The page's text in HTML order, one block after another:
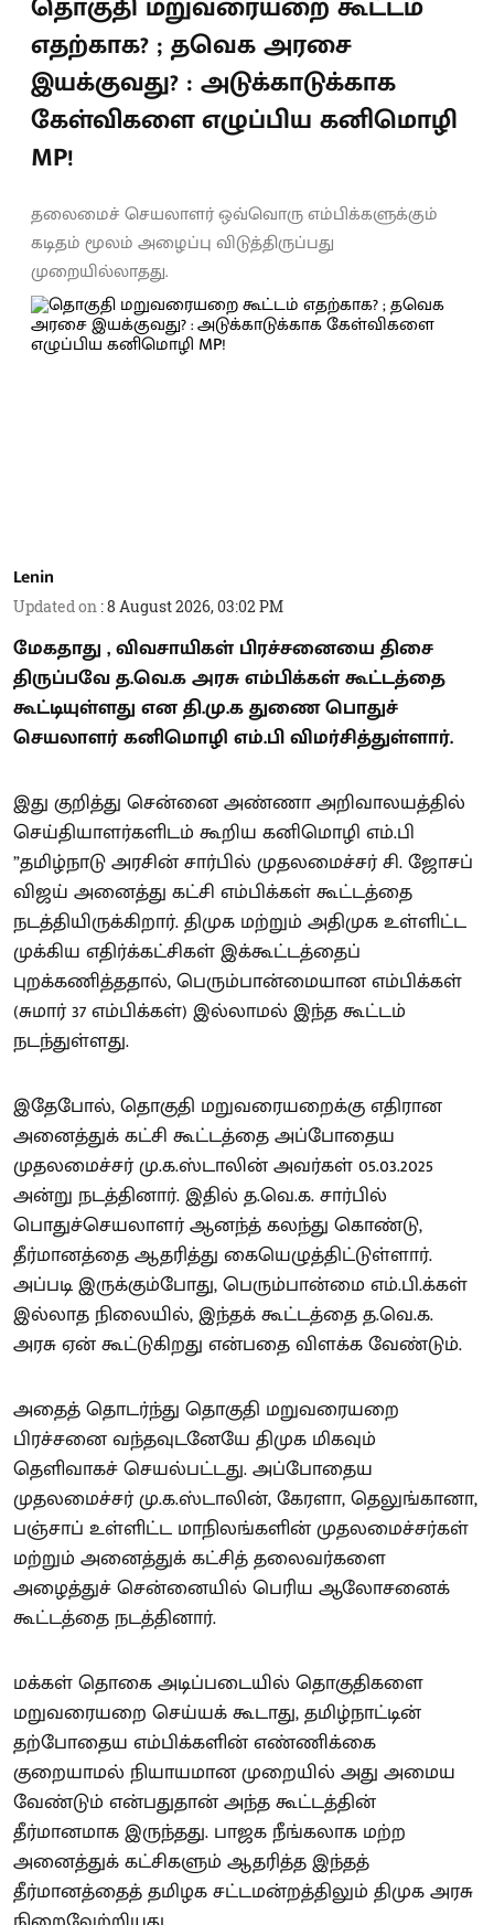
எதற்காக? ; தவெக அரசை
இயக்குவது? : அடுக்காடுக்காக
கேள்விகளை எழுப்பிய கனிமொழி
MP!
தலைமைச் செயலாளர் ஒவ்வொரு எம்பிக்களுக்கும்
கடிதம் மூலம் அழைப்பு விடுத்திருப்பது
முறையில்லாதது.
Lenin
Updated on :8 August 2026, 03:02 PM
மேகதாது , விவசாயிகள் பிரச்சனையை திசை
திருப்பவே த.வெ.க அரசு எம்பிக்கள் கூட்டத்தை
கூட்டியுள்ளது என தி.மு.க துணை பொதுச்
செயலாளர் கனிமொழி எம்.பி விமர்சித்துள்ளார்.
இது குறித்து சென்னை அண்ணா அறிவாலயத்தில்
செய்தியாளர்களிடம் கூறிய கனிமொழி எம்.பி
”தமிழ்நாடு அரசின் சார்பில் முதலமைச்சர் சி. ஜோசப்
விஜய் அனைத்து கட்சி எம்பிக்கள் கூட்டத்தை
நடத்தியிருக்கிறார். திமுக மற்றும் அதிமுக உள்ளிட்ட
முக்கிய எதிர்க்கட்சிகள் இக்கூட்டத்தைப்
புறக்கணித்ததால், பெரும்பான்மையான எம்பிக்கள்
(சுமார் 37 எம்பிக்கள்) இல்லாமல் இந்த கூட்டம்
நடந்துள்ளது.
இதேபோல், தொகுதி மறுவரையறைக்கு எதிரான
அனைத்துக் கட்சி கூட்டத்தை அப்போதைய
முதலமைச்சர் மு.க.ஸ்டாலின் அவர்கள் 05.03.2025
அன்று நடத்தினார். இதில் த.வெ.க. சார்பில்
பொதுச்செயலாளர் ஆனந்த் கலந்து கொண்டு,
தீர்மானத்தை ஆதரித்து கையெழுத்திட்டுள்ளார்.
அப்படி இருக்கும்போது, பெரும்பான்மை எம்.பி.க்கள்
இல்லாத நிலையில், இந்தக் கூட்டத்தை த.வெ.க.
அரசு ஏன் கூட்டுகிறது என்பதை விளக்க வேண்டும்.
அதைத் தொடர்ந்து தொகுதி மறுவரையறை
பிரச்சனை வந்தவுடனேயே திமுக மிகவும்
தெளிவாகச் செயல்பட்டது. அப்போதைய
முதலமைச்சர் மு.க.ஸ்டாலின், கேரளா, தெலுங்கானா,
பஞ்சாப் உள்ளிட்ட மாநிலங்களின் முதலமைச்சர்கள்
மற்றும் அனைத்துக் கட்சித் தலைவர்களை
அழைத்துச் சென்னையில் பெரிய ஆலோசனைக்
கூட்டத்தை நடத்தினார்.
மக்கள் தொகை அடிப்படையில் தொகுதிகளை
மறுவரையறை செய்யக் கூடாது, தமிழ்நாட்டின்
தற்போதைய எம்பிக்களின் எண்ணிக்கை
குறையாமல் நியாயமான முறையில் அது அமைய
வேண்டும் என்பதுதான் அந்த கூட்டத்தின்
தீர்மானமாக இருந்தது. பாஜக நீங்கலாக மற்ற
அனைத்துக் கட்சிகளும் ஆதரித்த இந்தத்
தீர்மானத்தைத் தமிழக சட்டமன்றத்திலும் திமுக அரசு